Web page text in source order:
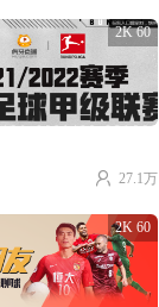
2K 60
27.1万
2K 60